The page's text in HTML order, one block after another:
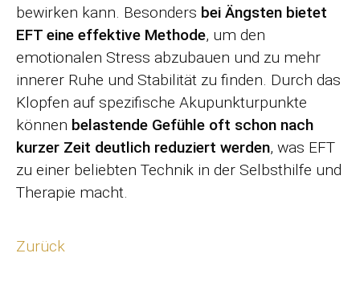
bewirken kann. Besonders bei Ängsten bietet
EFT eine effektive Methode, um den
emotionalen Stress abzubauen und zu mehr
innerer Ruhe und Stabilität zu finden. Durch das
Klopfen auf spezifische Akupunkturpunkte
können belastende Gefühle oft schon nach
kurzer Zeit deutlich reduziert werden, was EFT
zu einer beliebten Technik in der Selbsthilfe und
Therapie macht.
Zurück